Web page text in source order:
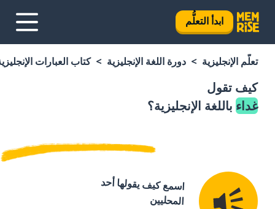
ابدأ التعلُّم
تعلَّم الإنجليزية دورة اللغة الإنجليزية كتاب العبارات
كيف تقول
غداء باللغة الإنجليزية؟
اسمع كيف يقولها أحد
المحليين